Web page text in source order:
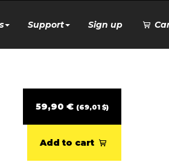
Support Sign up
59,90 € (69,01 $)
Add to cart